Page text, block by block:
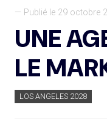
— Publié le 29 octobre
UNE
LE
LOS ANGELES 2028